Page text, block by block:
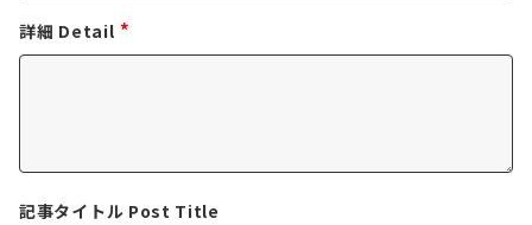
詳細 Detail *
記事タイトル Post Title